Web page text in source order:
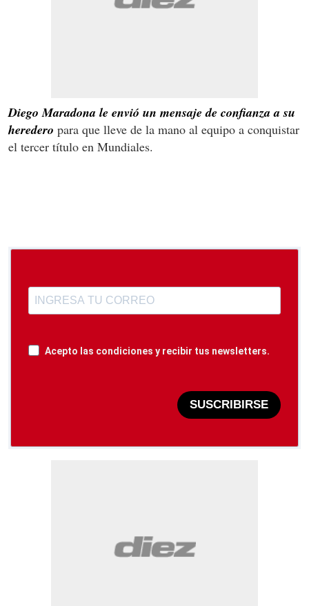
Diego Maradona le envió un mensaje de confianza a su
heredero para que lleve de la mano al equipo a conquistar
el tercer título en Mundiales.
Acepto las condiciones y recibir tus newsletters.
SUSCRIBIRSE